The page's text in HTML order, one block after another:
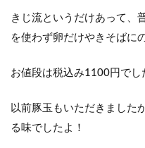
きじ流というだけあって、
を使わず卵だけやきそばに
お値段は税込み1100円でし
以前豚玉もいただきました
る味でしたよ！